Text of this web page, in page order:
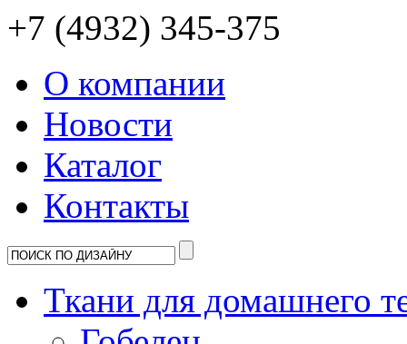
+7 (4932) 345-375
О компании
Новости
Каталог
Контакты
Ткани для домашнего